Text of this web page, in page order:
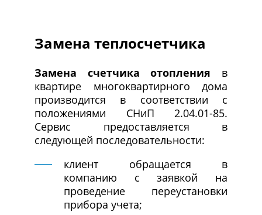
Замена теплосчетчика
Замена счетчика отопления в
квартире многоквартирного дома
производится в соответствии с
положениями СНиП 2.04.01-85.
Сервис предоставляется в
следующей последовательности:
клиент обращается в
компанию с заявкой на
проведение переустановки
прибора учета;